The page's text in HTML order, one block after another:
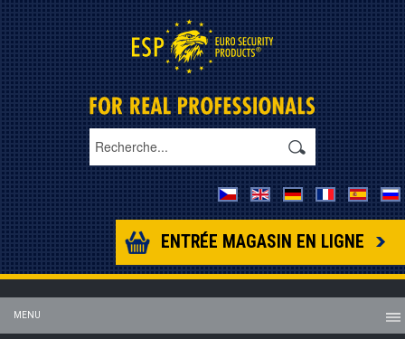
ENTRÉE MAGASIN EN LIGNE
MENU